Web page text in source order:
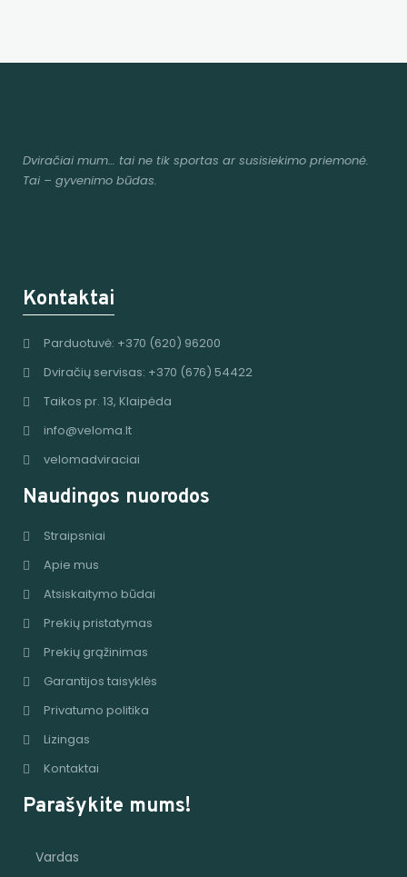
Dviračiai mum… tai ne tik sportas ar susisiekimo priemonė.
Tai – gyvenimo būdas.
Kontaktai
Parduotuvė: +370 (620) 96200
Dviračių servisas: +370 (676) 54422
Taikos pr. 13, Klaipėda
info@veloma.lt
velomadviraciai
Naudingos nuorodos
Straipsniai
Apie mus
Atsiskaitymo būdai
Prekių pristatymas
Prekių grąžinimas
Garantijos taisyklės
Privatumo politika
Lizingas
Kontaktai
Parašykite mums!